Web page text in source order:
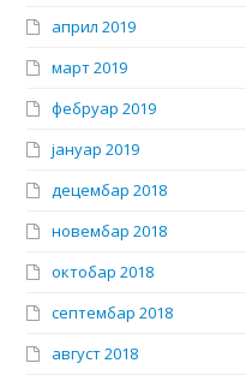
април 2019
март 2019
фебруар 2019
јануар 2019
децембар 2018
новембар 2018
октобар 2018
септембар 2018
август 2018